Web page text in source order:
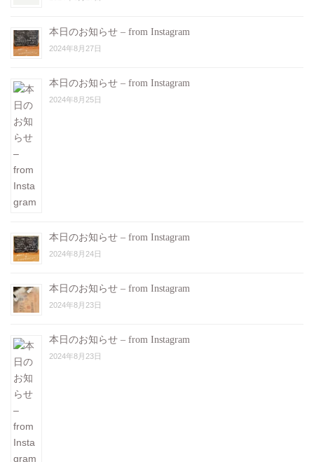
本日のお知らせ – from Instagram
2024年8月27日
本日のお知らせ – from Instagram
2024年8月25日
本日のお知らせ – from Instagram
2024年8月24日
本日のお知らせ – from Instagram
2024年8月23日
本日のお知らせ – from Instagram
2024年8月23日